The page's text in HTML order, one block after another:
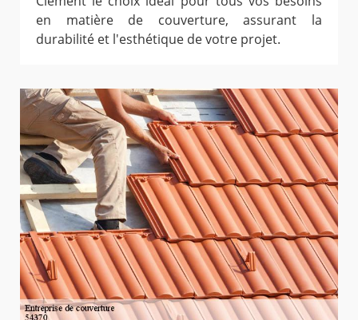
en matière de couverture, assurant la
durabilité et l'esthétique de votre projet.